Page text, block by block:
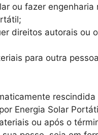
ou fazer
direitos autorais ou
para outra
Energia Solar
ou após o